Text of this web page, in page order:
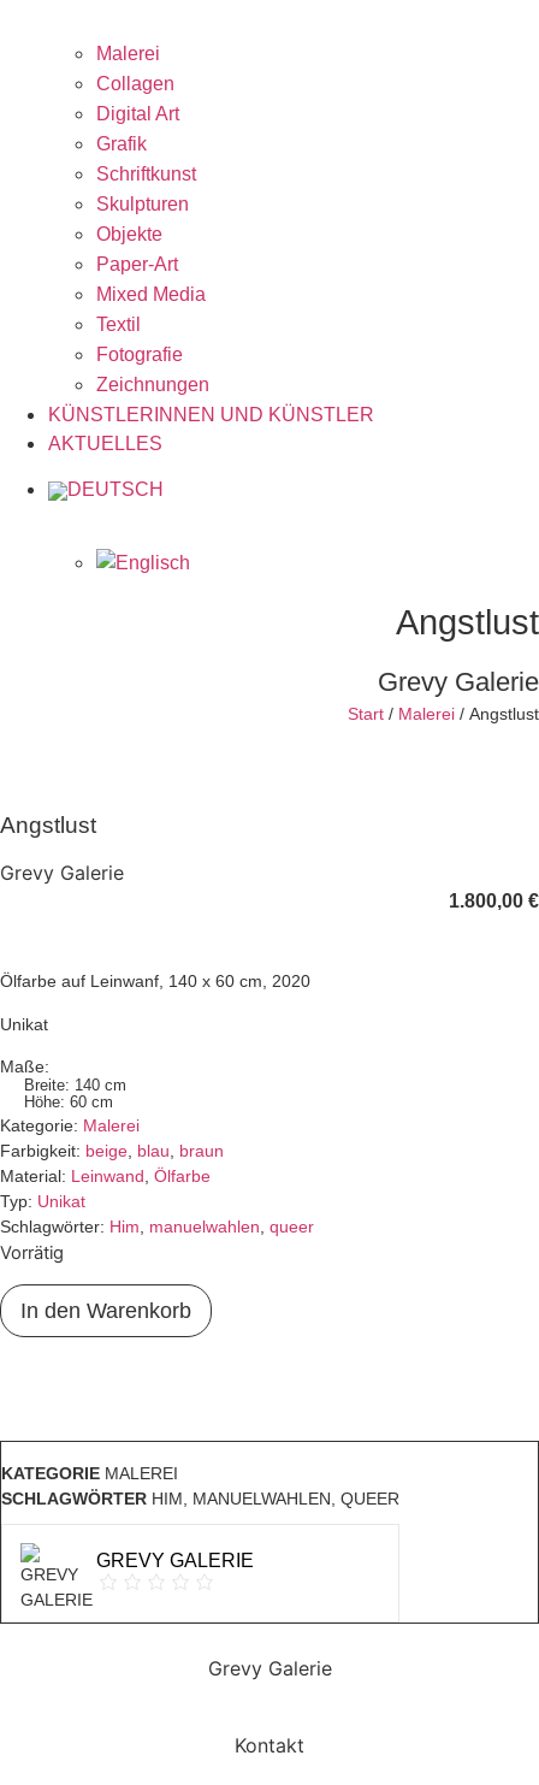
Malerei
Collagen
Digital Art
Grafik
Schriftkunst
Skulpturen
Objekte
Paper-Art
Mixed Media
Textil
Fotografie
Zeichnungen
KÜNSTLERINNEN UND KÜNSTLER
AKTUELLES
Angstlust
Grevy Galerie
Start / Malerei / Angstlust
Angstlust
Grevy Galerie
1.800,00 €
Ölfarbe auf Leinwanf, 140 x 60 cm, 2020
Unikat
Maße:
Breite: 140 cm
Höhe: 60 cm
Kategorie: Malerei
Farbigkeit: beige blau
braun
Material: Leinwand Ölfarbe
Typ: Unikat
Schlagwörter: Him manuelwahlen queer
Vorrätig
Angstlust
Menge
In den Warenkorb
Grevy Galerie
Kontakt
KATEGORIE MALEREI
SCHLAGWÖRTER HIM MANUELWAHLEN QUEER
GREVY GALERIE